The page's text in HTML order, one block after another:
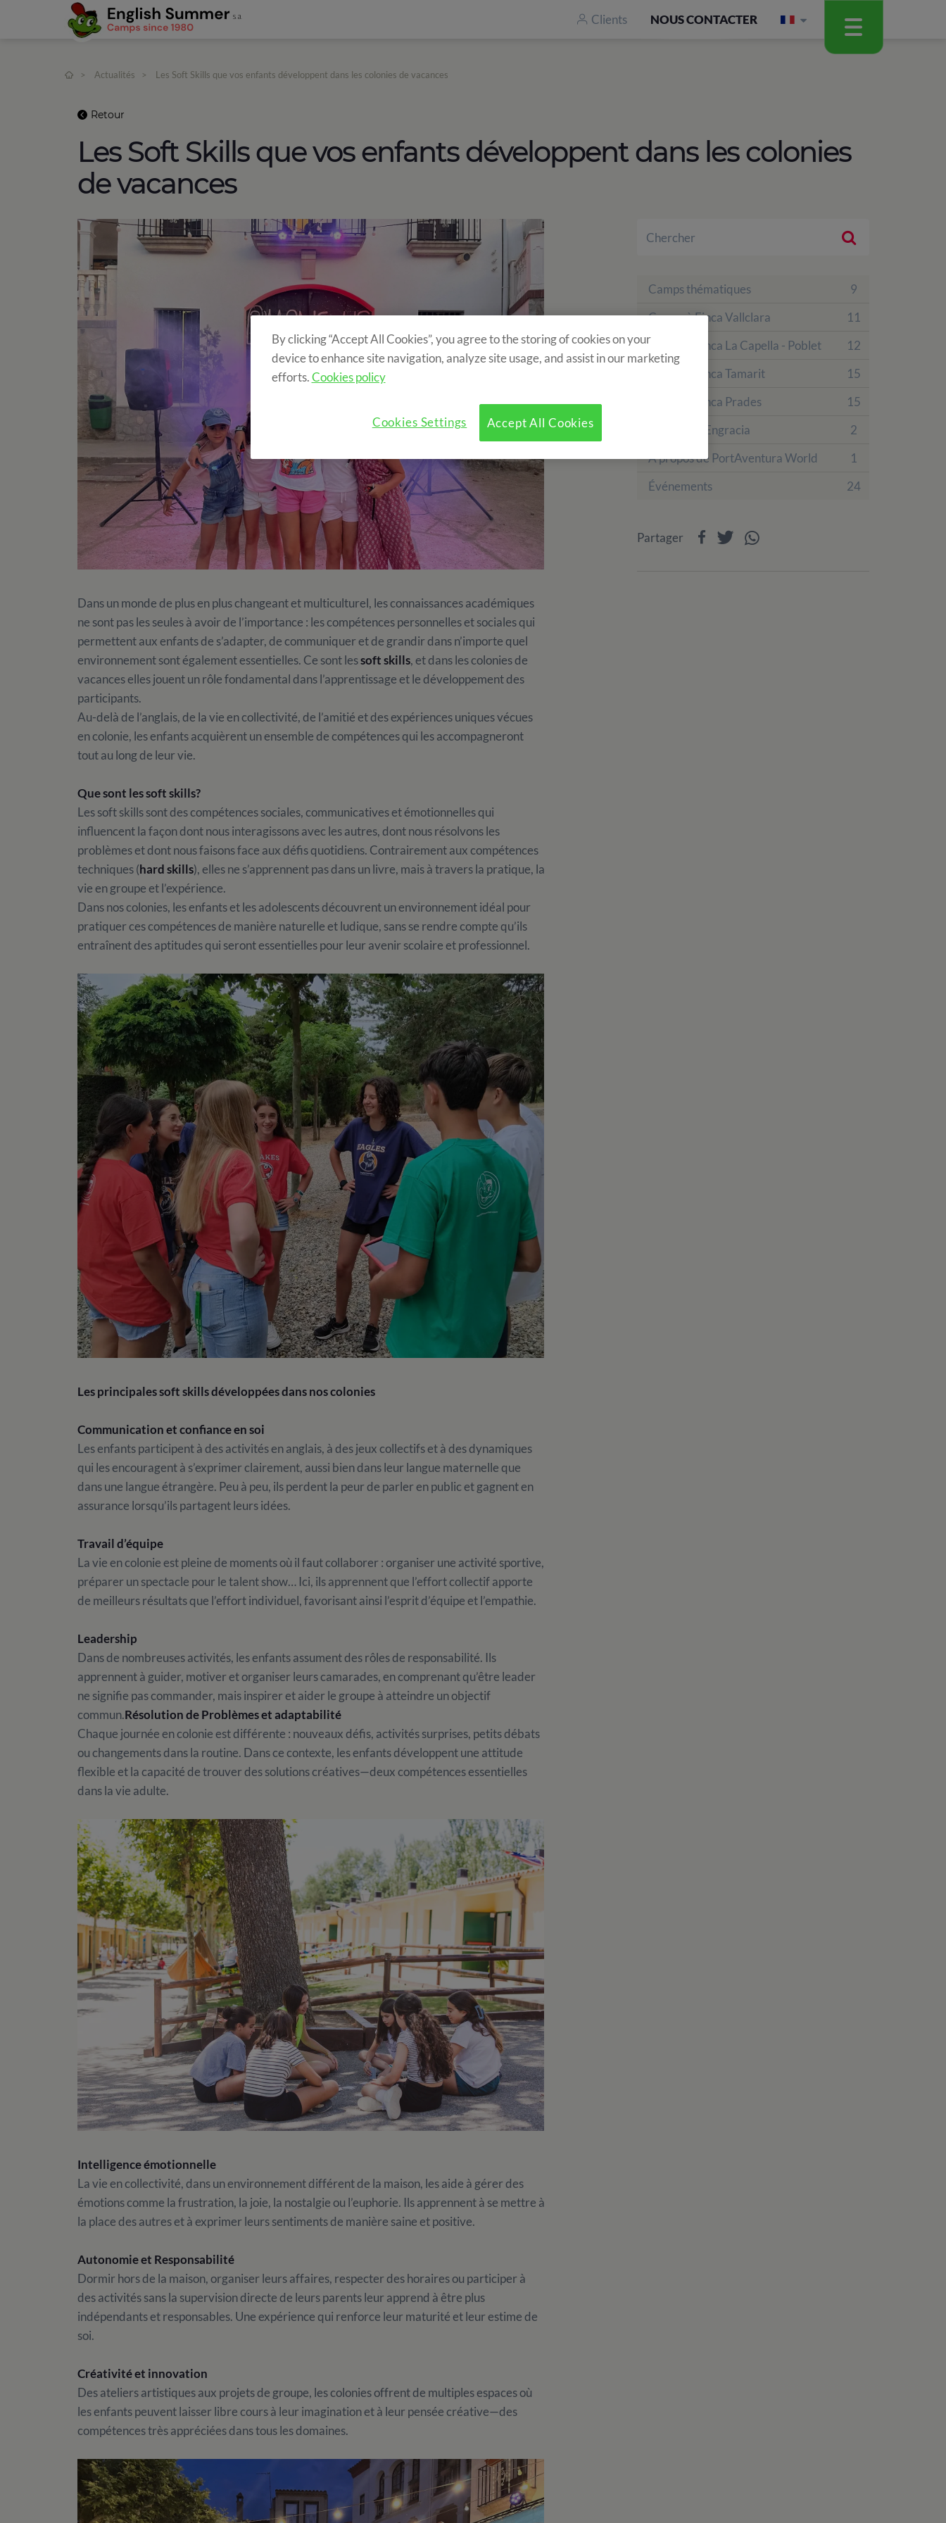
Clients NOUS CONTACTER
> Actualités > Les Soft Skills que vos enfants développent dans les colonies de vacances
Retour
Les Soft Skills que vos enfants développent dans les colonies
de vacances
Dans un monde de plus en plus changeant et multiculturel, les connaissances académiques
ne sont pas les seules à avoir de l’importance : les compétences personnelles et sociales qui
permettent aux enfants de s’adapter, de communiquer et de grandir dans n’importe quel
environnement sont également essentielles. Ce sont lessoft skills, et dans les colonies de
vacances elles jouent un rôle fondamental dans l’apprentissage et le développement des
participants.
Au-delà de l’anglais, de la vie en collectivité, de l’amitié et des expériences uniques vécues
en colonie, les enfants acquièrent un ensemble de compétences qui les accompagneront
tout au long de leur vie.
Que sont les soft skills?
Les soft skills sont des compétences sociales, communicatives et émotionnelles qui
influencent la façon dont nous interagissons avec les autres, dont nous résolvons les
problèmes et dont nous faisons face aux défis quotidiens. Contrairement aux compétences
techniques (hard skills), elles ne s’apprennent pas dans un livre, mais à travers la pratique, la
vie en groupe et l’expérience.
Dans nos colonies, les enfants et les adolescents découvrent un environnement idéal pour
pratiquer ces compétences de manière naturelle et ludique, sans se rendre compte qu’ils
entraînent des aptitudes qui seront essentielles pour leur avenir scolaire et professionnel.
Les principales soft skills développées dans nos colonies
Communication et confiance en soi
Les enfants participent à des activités en anglais, à des jeux collectifs et à des dynamiques
qui les encouragent à s’exprimer clairement, aussi bien dans leur langue maternelle que
dans une langue étrangère. Peu à peu, ils perdent la peur de parler en public et gagnent en
assurance lorsqu’ils partagent leurs idées.
Travail d’équipe
La vie en colonie est pleine de moments où il faut collaborer : organiser une activité sportive,
préparer un spectacle pour le talent show… Ici, ils apprennent que l’effort collectif apporte
de meilleurs résultats que l’effort individuel, favorisant ainsi l’esprit d’équipe et l’empathie.
Leadership
Dans de nombreuses activités, les enfants assument des rôles de responsabilité. Ils
apprennent à guider, motiver et organiser leurs camarades, en comprenant qu’être leader
ne signifie pas commander, mais inspirer et aider le groupe à atteindre un objectif
commun.Résolution de Problèmes et adaptabilité
Chaque journée en colonie est différente : nouveaux défis, activités surprises, petits débats
ou changements dans la routine. Dans ce contexte, les enfants développent une attitude
flexible et la capacité de trouver des solutions créatives—deux compétences essentielles
dans la vie adulte.
Intelligence émotionnelle
La vie en collectivité, dans un environnement différent de la maison, les aide à gérer des
émotions comme la frustration, la joie, la nostalgie ou l’euphorie. Ils apprennent à se mettre à
la place des autres et à exprimer leurs sentiments de manière saine et positive.
Autonomie et Responsabilité
Dormir hors de la maison, organiser leurs affaires, respecter des horaires ou participer à
des activités sans la supervision directe de leurs parents leur apprend à être plus
indépendants et responsables. Une expérience qui renforce leur maturité et leur estime de
soi.
Créativité et innovation
Des ateliers artistiques aux projets de groupe, les colonies offrent de multiples espaces où
les enfants peuvent laisser libre cours à leur imagination et à leur pensée créative—des
compétences très appréciées dans tous les domaines.
Camps thématiques
9
Camps à Finca Vallclara
11
Camps à Finca La Capella - Poblet
12
Camps à Finca Tamarit
15
Camps à Finca Prades
15
Hôtel Villa Engracia
2
À propos de PortAventura World
1
Événements
24
Partager
By clicking “Accept All Cookies”, you agree to the storing of cookies on your
device to enhance site navigation, analyze site usage, and assist in our marketing
efforts.Cookies policy
Accept All Cookies
Cookies Settings